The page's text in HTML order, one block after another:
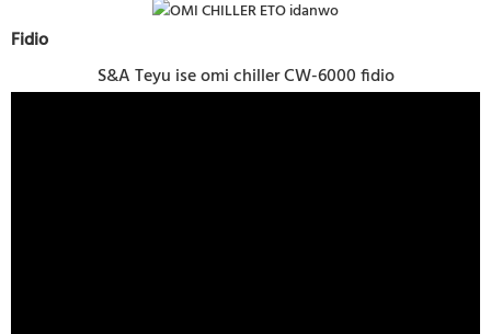
Fidio
S&A Teyu ise omi chiller CW-6000 fidio